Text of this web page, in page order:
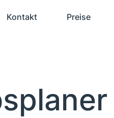
Kontakt Preise